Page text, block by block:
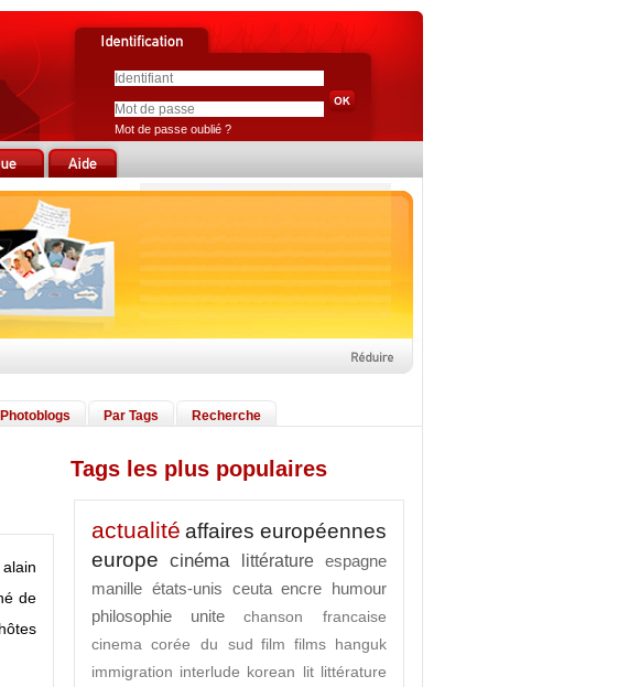
Mot de passe oublié ?
Par Tags Recherche
alain
de
Tags les plus populaires
actualité affaires européennes
europe cinéma littérature
espagne
manille états-unis ceuta encre humour
philosophie
unite
chanson francaise
cinema corée du sud film films hanguk
immigration interlude korean lit littérature